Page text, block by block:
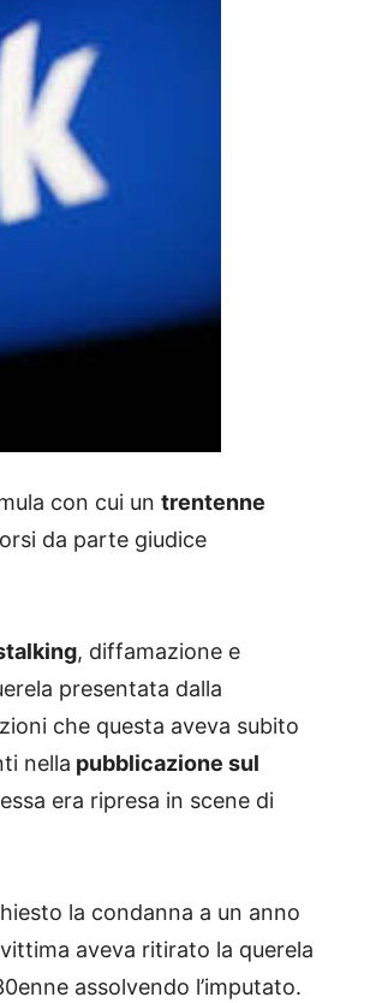
con cui un trentenne
da parte giudice
, diffamazione e
presentata dalla
che questa aveva subito
nella pubblicazione sul
era ripresa in scene di
la condanna a un anno
aveva ritirato la querela
assolvendo l’imputato.